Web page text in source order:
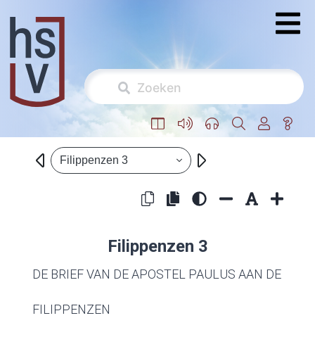
Filippenzen 3
Filippenzen 3
DE BRIEF VAN DE APOSTEL PAULUS AAN DE
FILIPPENZEN